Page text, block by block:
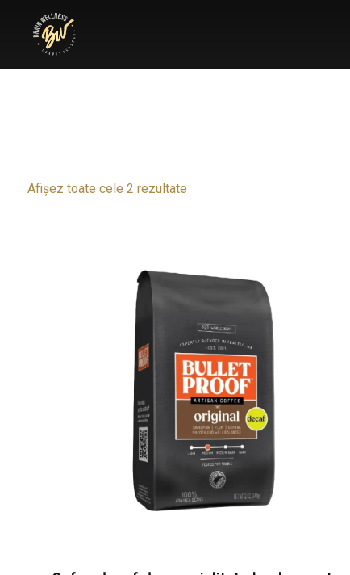
Afișez toate cele 2 rezultate